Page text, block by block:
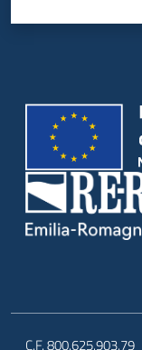
C.F. 800.625.903.79